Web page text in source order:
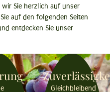
Sie herzlich auf unser
auf den folgenden Seiten
entdecken Sie unser
Gleichbleibend